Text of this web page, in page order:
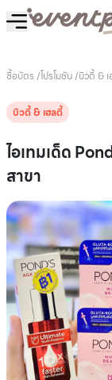
ซื้อบัตร /โปรโมชัน/บิวตี้ &
บิวตี้ & เฮลตี้
ไอเทมเด็ด
สาขา